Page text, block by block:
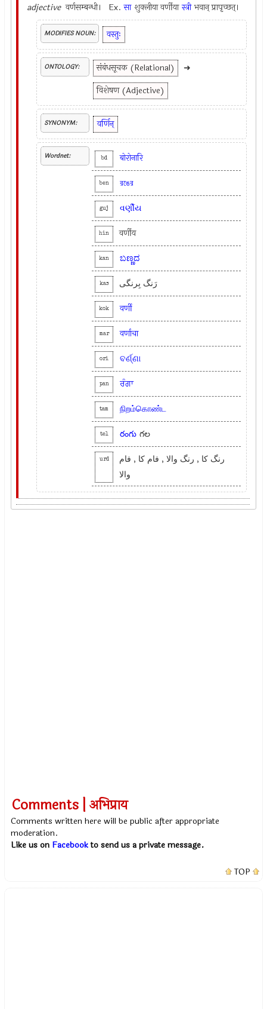
adjective वर्णसम्बन्धी। Ex.सा शुक्लीया वर्णीयास्त्री भवान् प्रापृच्छत्।
MODIFIES NOUN: वस्तुः
ONTOLOGY: संबंधसूचक (Relational)
➜
विशेषण (Adjective)
SYNONYM: वर्णिन्
Wordnet: bd बोरोनारि
ben রঙের
guj વર્ણીય
hin वर्णीय
kan ಬಣ್ಣದ
kas رَنگ بِرنگی
kok वर्णी
mar वर्णाचा
ori ବର୍ଣ୍ଣା
pan ਰੰਗਾ
tam நிறம்கொண்ட
tel రంగు గల
urd
رنگ کا , رنگ والا , فام کا , فام
والا
Comments | अभिप्राय
Comments written here will be public after appropriate
moderation.
Like us on Facebookto send us a private message.
TOP